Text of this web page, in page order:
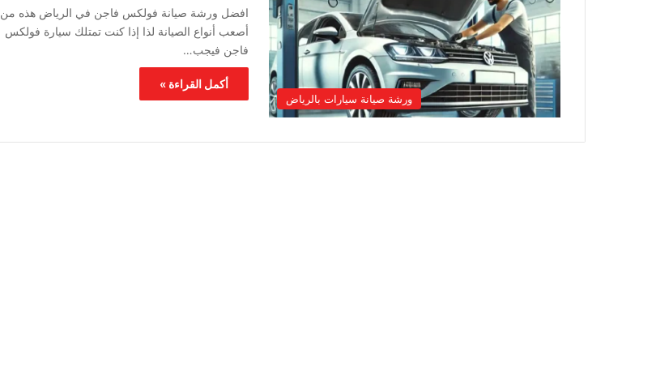
ورشة صيانة سيارات بالرياض
افضل ورشة صيانة فولكس فاجن في الرياض هذه من
أصعب أنواع الصيانة لذا إذا كنت تمتلك سيارة فولكس
فاجن فيجب…
أكمل القراءة »